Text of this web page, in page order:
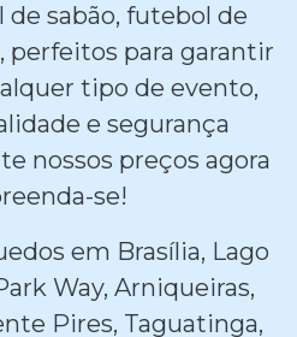
sabão, futebol de
perfeitos para garantir
tipo de evento,
e segurança
nossos preços agora
se!
em Brasília, Lago
Way, Arniqueiras,
Pires, Taguatinga,